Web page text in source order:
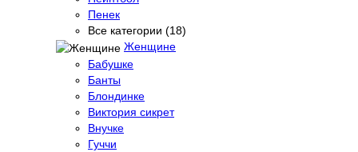
Пенек
Все категории (18)
Женщине
Бабушке
Банты
Блондинке
Виктория сикрет
Внучке
Гуччи